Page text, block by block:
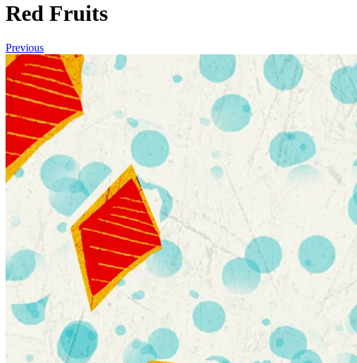
Red Fruits
Previous